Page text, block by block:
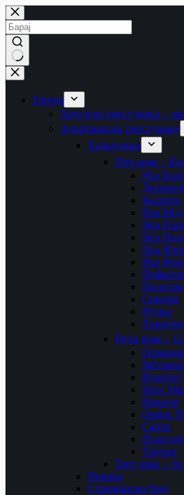
Skip
to
content
No
results
Грција
Хотелско сместување –
Апартманско сместување
Халкидики
Прв крак –
Неа
Калитеа
Неа
Неа
Неа
Неа
Неа
Сивири
Фурка
Ханиоти
Втор крак –
Вурвуру
Неос
Никити
Ормос
Сарти
Торони
Трет крак –
Пиериа
Стримонски брег